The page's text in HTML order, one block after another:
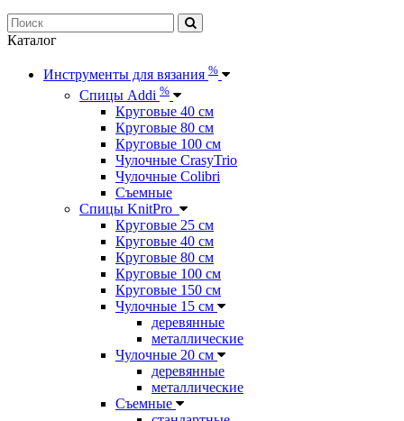
Каталог
Инструменты для вязания %
Спицы Addi %
Круговые 40 см
Круговые 80 см
Круговые 100 см
Чулочные CrasyTrio
Чулочные Colibri
Съемные
Спицы KnitPro
Круговые 25 см
Круговые 40 см
Круговые 80 см
Круговые 100 см
Круговые 150 см
Чулочные 15 см
деревянные
металлические
Чулочные 20 см
деревянные
металлические
Съемные